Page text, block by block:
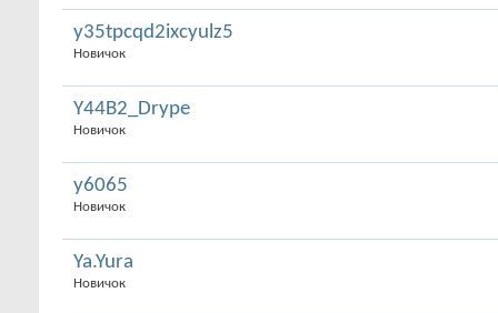
y35tpcqd2ixcyulz5
Новичок
Y44B2_Drype
Новичок
y6065
Новичок
Ya.Yura
Новичок